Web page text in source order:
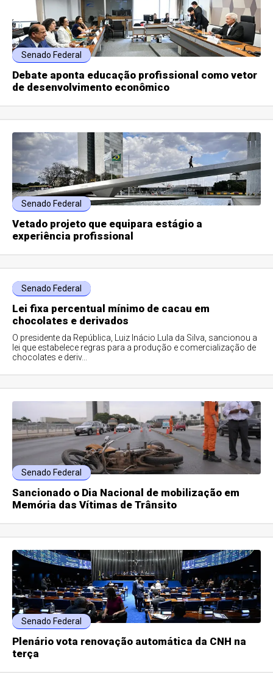
Senado Federal
Debate aponta educação profissional como vetor
de desenvolvimento econômico
Senado Federal
Vetado projeto que equipara estágio a
experiência profissional
Senado Federal
Lei fixa percentual mínimo de cacau em
chocolates e derivados
O presidente da República, Luiz Inácio Lula da Silva, sancionou a
lei que estabelece regras para a produção e comercialização de
chocolates e deriv...
Senado Federal
Sancionado o Dia Nacional de mobilização em
Memória das Vítimas de Trânsito
Senado Federal
Plenário vota renovação automática da CNH na
terça